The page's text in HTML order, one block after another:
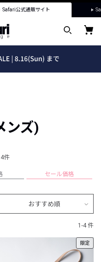
Safari公式通販サイト
ンズ)
件
セール価格
おすすめ順
1-4 件
限定